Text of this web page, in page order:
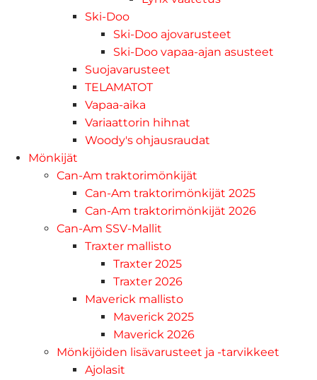
Ski-Doo
Ski-Doo ajovarusteet
Ski-Doo vapaa-ajan asusteet
Suojavarusteet
TELAMATOT
Vapaa-aika
Variaattorin hihnat
Woody's ohjausraudat
Mönkijät
Can-Am traktorimönkijät
Can-Am traktorimönkijät 2025
Can-Am traktorimönkijät 2026
Can-Am SSV-Mallit
Traxter mallisto
Traxter 2025
Traxter 2026
Maverick mallisto
Maverick 2025
Maverick 2026
Mönkijöiden lisävarusteet ja -tarvikkeet
Ajolasit